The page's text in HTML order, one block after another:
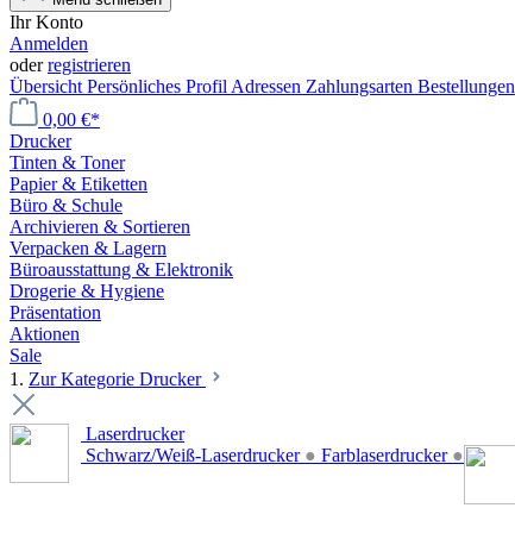
Ihr Konto
Anmelden
oderregistrieren
Übersicht Persönliches Profil Adressen Zahlungsarten Bestellungen
0,00 €*
Drucker
Tinten & Toner
Papier & Etiketten
Büro & Schule
Archivieren & Sortieren
Verpacken & Lagern
Büroausstattung & Elektronik
Drogerie & Hygiene
Präsentation
Aktionen
Sale
1. Zur Kategorie Drucker
Laserdrucker
Schwarz/Weiß-Laserdrucker ● Farblaserdrucker ●